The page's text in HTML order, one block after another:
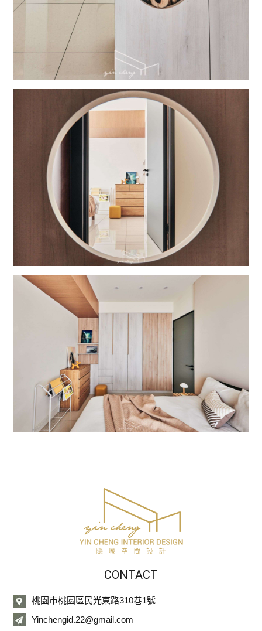
CONTACT
桃園市桃園區民光東路310巷1號
Yinchengid.22@gmail.com